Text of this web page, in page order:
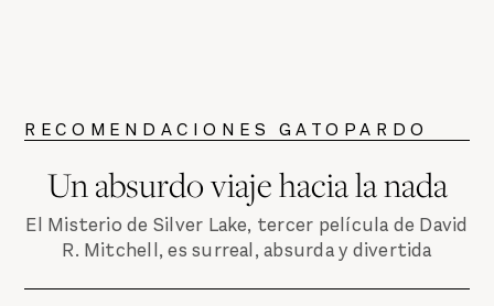
RECOMENDACIONES GATOPARDO
Un absurdo viaje hacia la nada
El Misterio de Silver Lake, tercer película de David
R. Mitchell, es surreal, absurda y divertida